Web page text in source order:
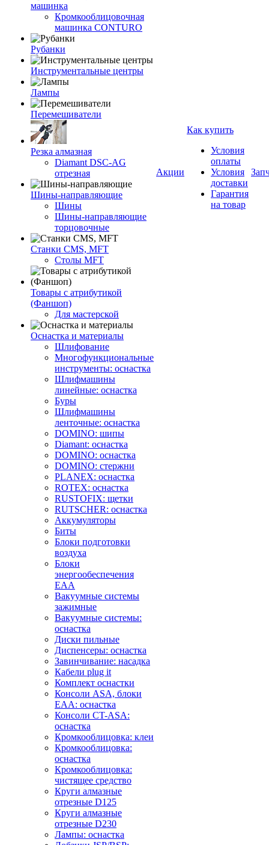
машинка
Кромкооблицовочная
машинка CONTURO
Рубанки
Инструментальные центры
Лампы
Перемешиватели
Резка алмазная
Diamant DSC-AG
отрезная
Шины-направляющие
Шины
Шины-направляющие
торцовочные
Станки CMS, MFT
Столы MFT
Товары с атрибутикой
(Фаншоп)
Для мастерской
Оснастка и материалы
Шлифование
Многофункциональные
инструменты: оснастка
Шлифмашины
линейные: оснастка
Буры
Шлифмашины
ленточные: оснастка
DOMINO: шипы
Diamant: оснастка
DOMINO: оснастка
DOMINO: стержни
PLANEX: оснастка
ROTEX: оснастка
RUSTOFIX: щетки
RUTSCHER: оснастка
Аккумуляторы
Биты
Блоки подготовки
воздуха
Блоки
энергообеспечения
EAA
Вакуумные системы
зажимные
Вакуумные системы:
оснастка
Диски пильные
Диспенсеры: оснастка
Завинчивание: насадка
Кабели plug it
Комплект оснастки
Консоли ASA, блоки
EAA: оснастка
Консоли CT-ASA:
оснастка
Кромкооблицовка: клеи
Кромкооблицовка:
оснастка
Кромкооблицовка:
чистящее средство
Круги алмазные
отрезные D125
Круги алмазные
отрезные D230
Лампы: оснастка
Акции
Как купить
Условия
оплаты
Условия
доставки
Гарантия
на товар